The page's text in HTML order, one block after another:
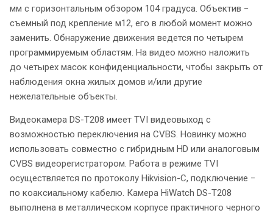
мм с горизонтальным обзором 104 градуса. Объектив −
съемный под крепление м12, его в любой момент можно
заменить. Обнаружение движения ведется по четырем
программируемым областям. На видео можно наложить
до четырех масок конфиденциальности, чтобы закрыть от
наблюдения окна жилых домов и/или другие
нежелательные объекты.
Видеокамера DS-T208 имеет TVI видеовыход с
возможностью переключения на CVBS. Новинку можно
использовать совместно с гибридным HD или аналоговым
CVBS видеорегистратором. Работа в режиме TVI
осуществляется по протоколу Hikvision-C, подключение −
по коаксиальному кабелю. Камера HiWatch DS-T208
выполнена в металлическом корпусе практичного черного